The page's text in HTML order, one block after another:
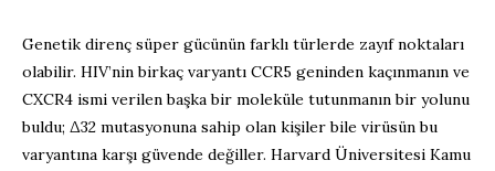
Genetik direnç süper gücünün farklı türlerde zayıf noktaları
olabilir. HIV’nin birkaç varyantı CCR5 geninden kaçınmanın ve
CXCR4 ismi verilen başka bir moleküle tutunmanın bir yolunu
buldu; Δ32 mutasyonuna sahip olan kişiler bile virüsün bu
varyantına karşı güvende değiller. Harvard Üniversitesi Kamu